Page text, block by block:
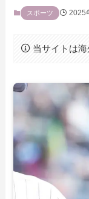
スポーツ 2025
当サイトは海